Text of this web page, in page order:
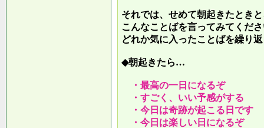
それでは、せめて朝起きたとき
こんなことばを言ってみてくだ
どれか気に入ったことばを繰り
◆朝起きたら…
・最高の一日になるぞ
・すごく、いい予感がする
・今日は奇跡が起こる日です
・今日は楽しい日になるぞ